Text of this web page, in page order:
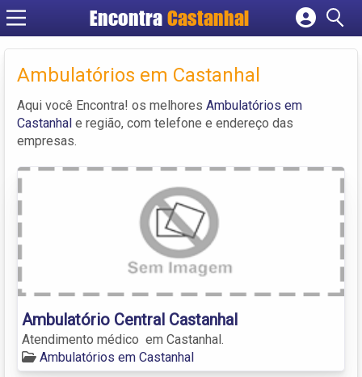
EncontraCastanhal
Cadastrar empresa
Criar conta
Ambulatórios em Castanhal
Aqui você Encontra! os melhores Ambulatórios em
Castanhal e região, com telefone e endereço das
empresas.
Ambulatório Central Castanhal
Atendimento médico em Castanhal.
Ambulatórios em Castanhal